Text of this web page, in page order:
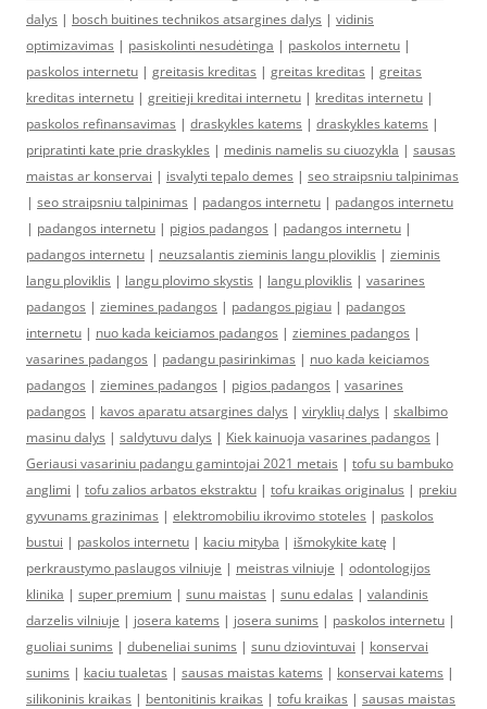
dalys | bosch buitines technikos atsargines dalys | vidinis
optimizavimas | pasiskolinti nesudėtinga | paskolos internetu |
paskolos internetu | greitasis kreditas | greitas kreditas | greitas
kreditas internetu | greitieji kreditai internetu | kreditas internetu |
paskolos refinansavimas | draskykles katems | draskykles katems |
pripratinti kate prie draskykles | medinis namelis su ciuozykla | sausas
maistas ar konservai | isvalyti tepalo demes | seo straipsniu talpinimas
| seo straipsniu talpinimas | padangos internetu | padangos internetu
| padangos internetu | pigios padangos | padangos internetu |
padangos internetu | neuzsalantis zieminis langu ploviklis | zieminis
langu ploviklis | langu plovimo skystis | langu ploviklis | vasarines
padangos | ziemines padangos | padangos pigiau | padangos
internetu | nuo kada keiciamos padangos | ziemines padangos |
vasarines padangos | padangu pasirinkimas | nuo kada keiciamos
padangos | ziemines padangos | pigios padangos | vasarines
padangos | kavos aparatu atsargines dalys | viryklių dalys | skalbimo
masinu dalys | saldytuvu dalys | Kiek kainuoja vasarines padangos |
Geriausi vasariniu padangu gamintojai 2021 metais | tofu su bambuko
anglimi | tofu zalios arbatos ekstraktu | tofu kraikas originalus | prekiu
gyvunams grazinimas | elektromobiliu ikrovimo stoteles | paskolos
bustui | paskolos internetu | kaciu mityba | išmokykite katę |
perkraustymo paslaugos vilniuje | meistras vilniuje | odontologijos
klinika | super premium | sunu maistas | sunu edalas | valandinis
darzelis vilniuje | josera katems | josera sunims | paskolos internetu |
guoliai sunims | dubeneliai sunims | sunu dziovintuvai | konservai
sunims | kaciu tualetas | sausas maistas katems | konservai katems |
silikoninis kraikas | bentonitinis kraikas | tofu kraikas | sausas maistas